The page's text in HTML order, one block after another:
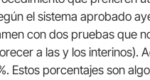
el sistema aprobado
con dos pruebas que
a las y los interinos).
Estos porcentajes son